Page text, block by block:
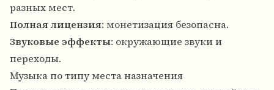
разных мест.
Полная лицензия: монетизация безопасна.
Звуковые эффекты: окружающие звуки и
переходы.
Музыка по типу места назначения